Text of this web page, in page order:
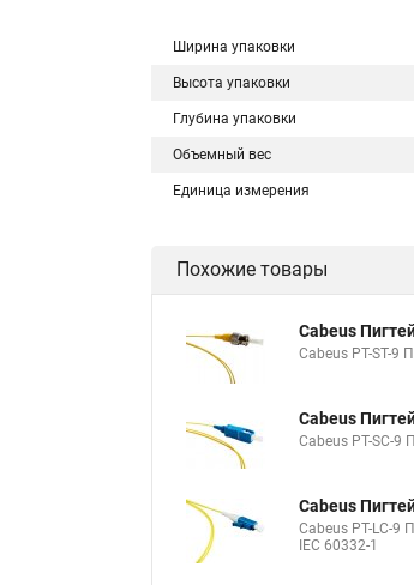
Ширина упаковки
Высота упаковки
Глубина упаковки
Объемный вес
Единица измерения
Похожие товары
Cabeus
Cabeus PT-ST-9
Cabeus
Cabeus PT-SC-9
Cabeus
Cabeus PT-LC-9
IEC 60332-1